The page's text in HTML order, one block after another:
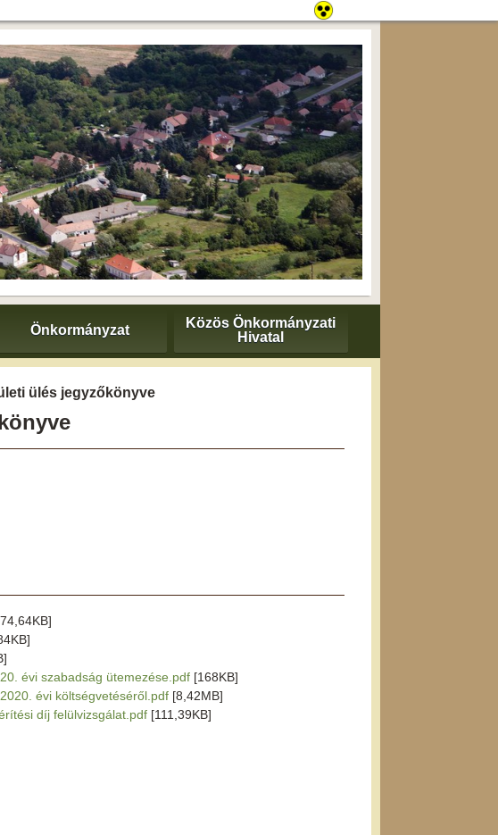
Önkormányzat
Közös Önkormányzati
Hivatal
ülés jegyzőkönyve
évi szabadság ütemezése.pdf [168KB]
évi költségvetéséről.pdf [8,42MB]
díj felülvizsgálat.pdf [111,39KB]